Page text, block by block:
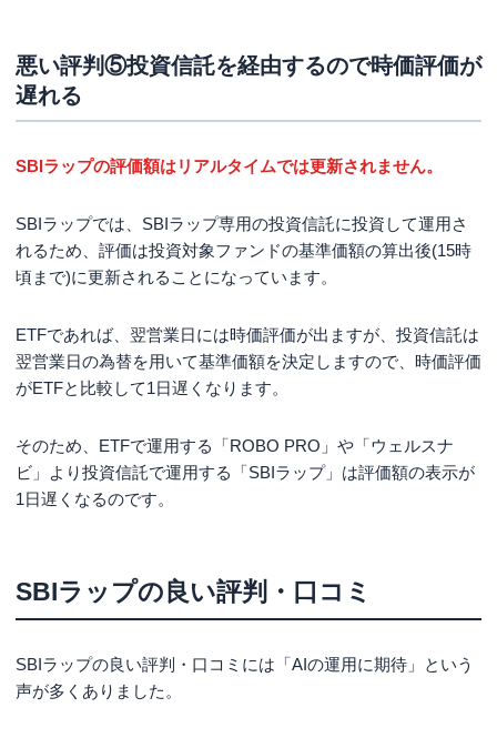
悪い評判⑤投資信託を経由するので時価評価が
遅れる
SBIラップの評価額はリアルタイムでは更新されません。
SBIラップでは、SBIラップ専用の投資信託に投資して運用さ
れるため、評価は投資対象ファンドの基準価額の算出後(15時
頃まで)に更新されることになっています。
ETFであれば、翌営業日には時価評価が出ますが、投資信託は
翌営業日の為替を用いて基準価額を決定しますので、時価評価
がETFと比較して1日遅くなります。
そのため、ETFで運用する「ROBO PRO」や「ウェルスナ
ビ」より投資信託で運用する「SBIラップ」は評価額の表示が
1日遅くなるのです。
SBIラップの良い評判・口コミ
SBIラップの良い評判・口コミには「AIの運用に期待」という
声が多くありました。